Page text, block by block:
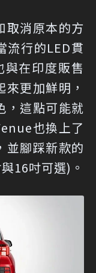
取消原本的方
流行的LED貫
在印度販售
更加鮮明，
，這點可能就
也換上了
並腳踩新款的
16吋可選)。